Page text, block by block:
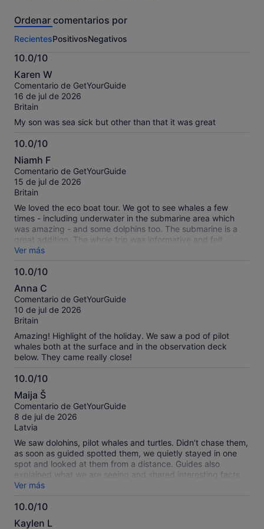
El futuro del turismo de ballenas y delfines pertenece a
los operadores que Ponen a los animales en primer lugar,
coherencia, Eligen la responsabilidad sobre el volumen.
La fauna salvaje no es un producto. El océano es el
pulmón de todos nosotros
esta
Más
información
sobre
nuestros
comentarios
contrastados.
Ordenar comentarios por
RecientesPositivosNegativos
10.0/10
10.0
sobre
10
Karen W
Comentario de GetYourGuide
16 de jul de 2026
Britain
My son was sea sick but other than that it was great
10.0/10
10.0
sobre
10
Niamh F
Comentario de GetYourGuide
15 de jul de 2026
Britain
We loved the eco boat tour. We got to see whales a few
times - including underwater in the submarine area which
was amazing - and some dolphins too. The submarine is a
great addition. The whole trip was informative and felt
respectful of the natural habitat. Very good value for money
too. I highly recommend if you’re in Tenerife.
Ver más
10.0/10
10.0
sobre
10
Anna C
Comentario de GetYourGuide
10 de jul de 2026
Britain
Amazing! Highlight of the holiday. We saw a pod of pilot
whales both at the surface and in the observation deck
below. They came really close!
10.0/10
10.0
sobre
10
Maija Š
Comentario de GetYourGuide
8 de jul de 2026
Latvia
We saw dolohins, pilot whales and turtles. Didn’t chase them,
as soon as guided spotted them, we quietly stayed in one
spot and looked at them from a distance. Guides also
explained what we are seeing and shared interesting facts
about each animal we saw. 10/10 would recommend
Ver más
10.0/10
10.0
Kaylen L